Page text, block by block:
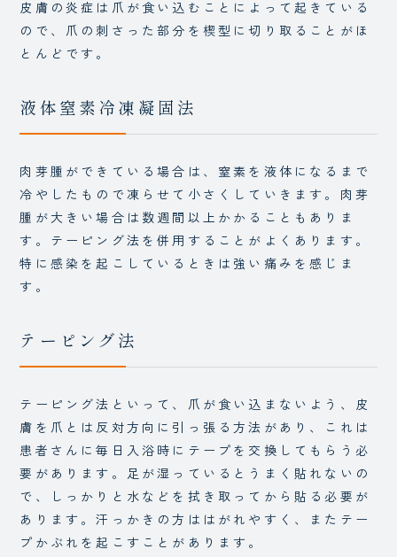
皮膚の炎症は爪が食い込むことによって起きている
ので、爪の刺さった部分を楔型に切り取ることがほ
とんどです。
液体窒素冷凍凝固法
肉芽腫ができている場合は、窒素を液体になるまで
冷やしたもので凍らせて小さくしていきます。肉芽
腫が大きい場合は数週間以上かかることもありま
す。テーピング法を併用することがよくあります。
特に感染を起こしているときは強い痛みを感じま
す。
テーピング法
テーピング法といって、爪が食い込まないよう、皮
膚を爪とは反対方向に引っ張る方法があり、これは
患者さんに毎日入浴時にテープを交換してもらう必
要があります。足が湿っているとうまく貼れないの
で、しっかりと水などを拭き取ってから貼る必要が
あります。汗っかきの方ははがれやすく、またテー
プかぶれを起こすことがあります。